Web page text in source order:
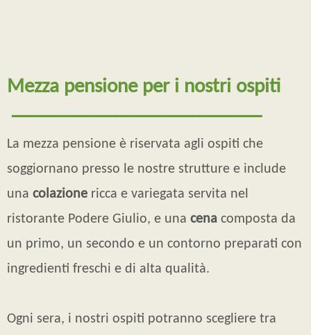
Mezza pensione per i nostri ospiti
────────────────────────
La mezza pensione è riservata agli ospiti che
soggiornano presso le nostre strutture e include
una colazione ricca e variegata servita nel
ristorante Podere Giulio, e una cena composta da
un primo, un secondo e un contorno preparati con
ingredienti freschi e di alta qualità.
Ogni sera, i nostri ospiti potranno scegliere tra